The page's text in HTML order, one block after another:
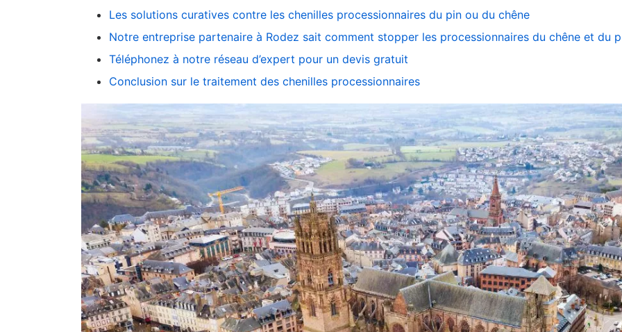
Les solutions curatives contre les chenilles processionnaires du pin ou du chêne
Notre entreprise partenaire à Rodez sait comment stopper les processionnaires du chêne et du
Téléphonez à notre réseau d’expert pour un devis gratuit
Conclusion sur le traitement des chenilles processionnaires